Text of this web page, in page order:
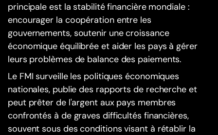
principale est la stabilité financière mondiale :
encourager la coopération entre les
gouvernements, soutenir une croissance
économique équilibrée et aider les pays à gérer
leurs problèmes de balance des paiements.
Le FMI surveille les politiques économiques
nationales, publie des rapports de recherche et
peut prêter de l'argent aux pays membres
confrontés à de graves difficultés financières,
souvent sous des conditions visant à rétablir la